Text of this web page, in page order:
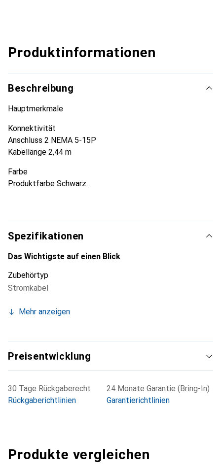
Produktinformationen
Beschreibung
Hauptmerkmale
Konnektivität
Anschluss 2 NEMA 5-15P
Kabellänge 2,44 m
Farbe
Produktfarbe Schwarz.
Spezifikationen
Das Wichtigste auf einen Blick
Zubehörtyp
Stromkabel
Mehr anzeigen
Preisentwicklung
30 Tage Rückgaberecht
Rückgaberichtlinien
24 Monate Garantie (Bring-In)
Garantierichtlinien
Produkte vergleichen